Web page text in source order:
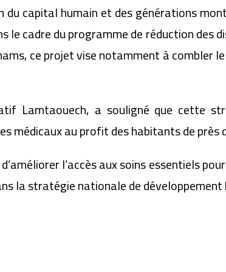
du capital humain et des générations
le cadre du programme de réduction
ce projet vise notamment à
Lamtaouech, a souligné que cette
médicaux au profit des habitants de près
l’accès aux soins essentiels
la stratégie nationale de développement